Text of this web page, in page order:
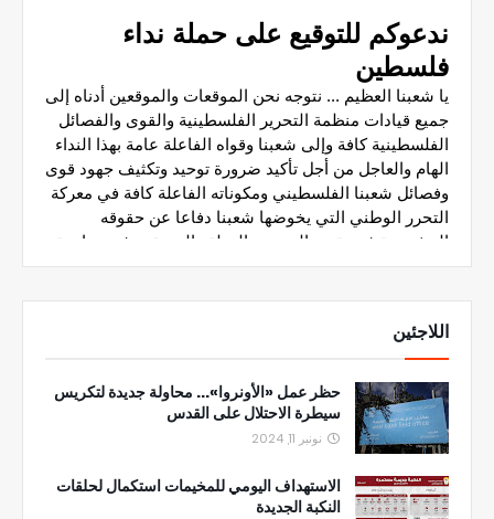
اللاجئين
حظر عمل «الأونروا»... محاولة جديدة لتكريس
سيطرة الاحتلال على القدس
نونبر 11, 2024
الاستهداف اليومي للمخيمات استكمال لحلقات
النكبة الجديدة